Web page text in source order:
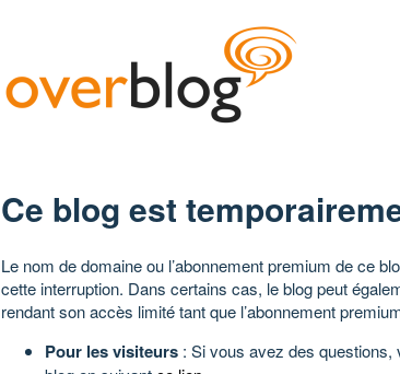
Ce blog est
Le nom de domaine ou l’abonnement premium de ce
cette interruption. Dans certains cas, le blog peut
rendant son accès limité tant que l’abonnement
Pour les visiteurs : Si vous avez des